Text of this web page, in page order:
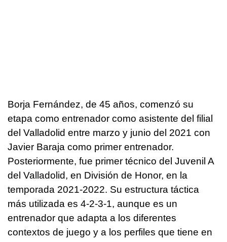
Borja Fernández, de 45 años, comenzó su
etapa como entrenador como asistente del filial
del Valladolid entre marzo y junio del 2021 con
Javier Baraja como primer entrenador.
Posteriormente, fue primer técnico del Juvenil A
del Valladolid, en División de Honor, en la
temporada 2021-2022. Su estructura táctica
más utilizada es 4-2-3-1, aunque es un
entrenador que adapta a los diferentes
contextos de juego y a los perfiles que tiene en